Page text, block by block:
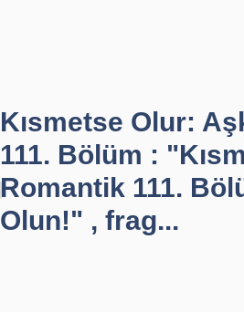
Kısmetse Olur:
111. Bölüm :
Romantik 111.
Olun!" , frag...